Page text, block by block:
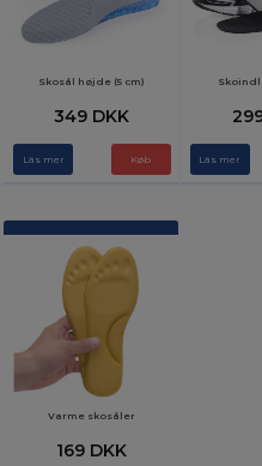
Skosål højde (5 cm)
349 DKK
Läs mer Køb Läs mer
Varme skosåler
169 DKK